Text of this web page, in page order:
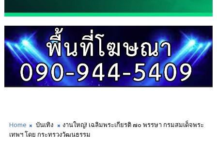
Home บันเทิง
งานใหญ่! เฉลิมพระเกียรติ ๗๐ พรรษา กรมสมเด็จพระ
เทพฯ โดย กระทรวงวัฒนธรรม